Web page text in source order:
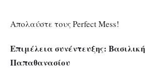
Απολαύστε τους Perfect Mess!
Επιμέλεια συνέντευξης:
Παπαθανασίου